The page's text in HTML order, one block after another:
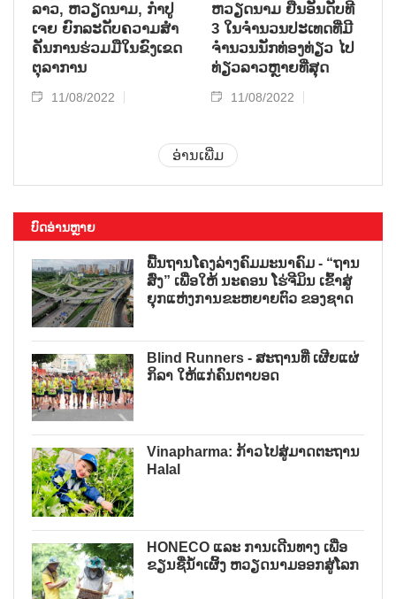
ລາວ, ຫວຽດ​ນາມ, ກຳ​ປູ​
ເຈຍ ຍົກ​ລະ​ດັບ​ຄວາມ​ສຳ​
ຄັນ​ການ​ຮ່ວມ​ມື​ໃນ​ຂົງ​ເຂດ​
ຕຸ​ລາ​ການ
11/08/2022
ຫວຽດ​ນາມ ຢືນ​ອັນ​ດັບ​ທີ
3 ໃນ​ຈຳ​ນວນ​​ປະ​ເທດ​ທີ່​ມີ
ຈຳ​ນວນ​ນັກ​ທ່ອງ​ທ​່ຽວ ໄປ​
ທ່ຽວ​ລາວຫຼາຍ​ທີ່​ສຸດ
11/08/2022
ອ່ານເພີ່ມ
ບົດອ່ານຫຼາຍ
ພື້ນຖານໂຄງລ່າງຄົມມະນາຄົມ - “ຖານ
ສົ່ງ” ເພື່ອໃຫ້ ນະຄອນ ໂຮ່ຈີມິນ ເຂົ້າສູ່
ຍຸກແຫ່ງການຂະຫຍາຍຕົວ ຂອງຊາດ
Blind Runners - ສະຖານທີ່ ເຜີຍແຜ່
ກິລາ ໃຫ້ແກ່ຄົນຕາບອດ
Vinapharma: ກ້າວໄປສູ່ມາດຕະຖານ
Halal
HONECO ແລະ ການເດີນທາງ ເພື່ອ
ຂຽນຊື່ນ້ໍາເຜິ້ງ ຫວຽດນາມອອກສູ່ໂລກ